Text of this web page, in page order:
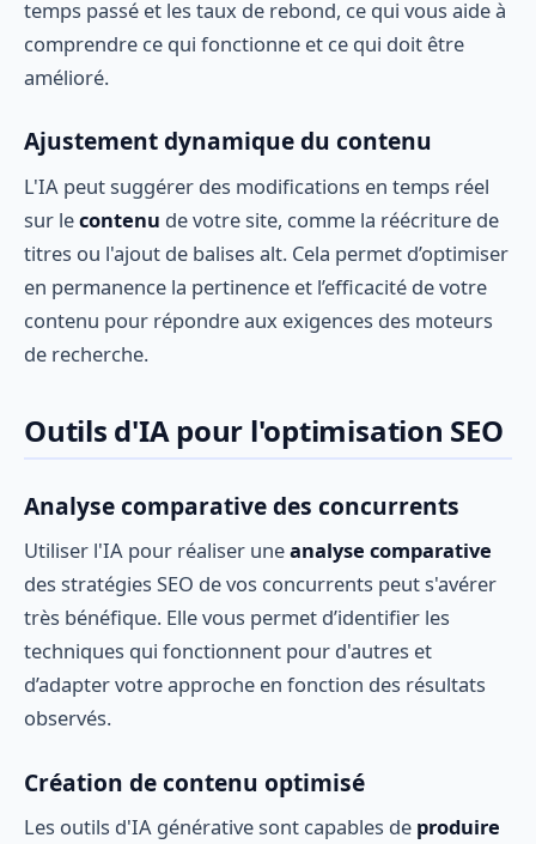
temps passé et les taux de rebond, ce qui vous aide à
comprendre ce qui fonctionne et ce qui doit être
amélioré.
Ajustement dynamique du contenu
L'IA peut suggérer des modifications en temps réel
sur lecontenu de votre site, comme la réécriture de
titres ou l'ajout de balises alt. Cela permet d’optimiser
en permanence la pertinence et l’efficacité de votre
contenu pour répondre aux exigences des moteurs
de recherche.
Outils d'IA pour l'optimisation SEO
Analyse comparative des concurrents
Utiliser l'IA pour réaliser uneanalyse comparative
des stratégies SEO de vos concurrents peut s'avérer
très bénéfique. Elle vous permet d’identifier les
techniques qui fonctionnent pour d'autres et
d’adapter votre approche en fonction des résultats
observés.
Création de contenu optimisé
Les outils d'IA générative sont capables de produire